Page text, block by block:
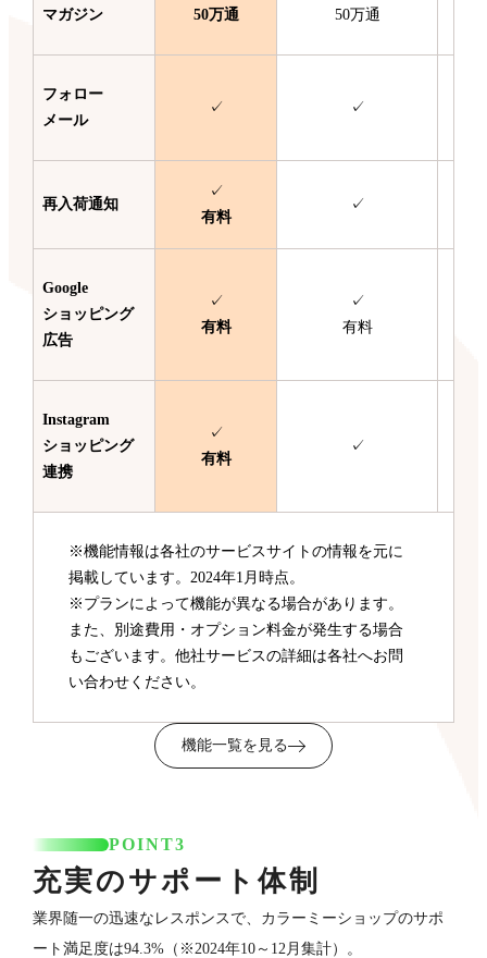
マガジン
50万通
50万通
フォロー
メール
✓ ✓
再入荷通知
✓
有料
✓
Google
ショッピング
広告
✓
有料
✓
有料
Instagram
ショッピング
連携
✓
有料
✓
※機能情報は各社のサービスサイトの情報を元に
掲載しています。2024年1月時点。
※プランによって機能が異なる場合があります。
また、別途費用・オプション料金が発生する場合
もございます。他社サービスの詳細は各社へお問
い合わせください。
機能一覧を見る
POINT3
充実のサポート体制
業界随一の迅速なレスポンスで、カラーミーショップのサポ
ート満足度は94.3%（※2024年10～12月集計）。